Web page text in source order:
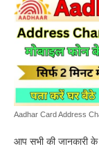
Aadhar Card Address
आप सभी की जानकारी